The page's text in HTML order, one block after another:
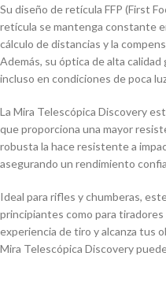
Su diseño de retícula FFP (First
retícula se mantenga constante
cálculo de distancias y la
Además, su óptica de alta
incluso en condiciones de poca
La Mira Telescópica Discovery
que proporciona una mayor
robusta la hace resistente a
asegurando un rendimiento
Ideal para rifles y chumberas,
principiantes como para
experiencia de tiro y alcanza tus
Mira Telescópica Discovery